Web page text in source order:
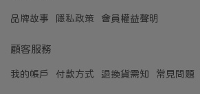
品牌故事 隱私政策 會員權益聲明
顧客服務
我的帳戶 付款方式 退換貨需知 常見問題